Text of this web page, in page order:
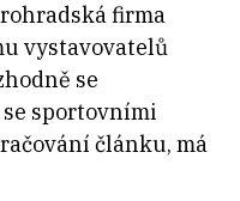
firma
vystavovatelů
se
sportovními
článku, má